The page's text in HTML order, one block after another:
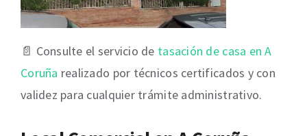
📄 Consulte el servicio de tasación de casa en A
Coruña realizado por técnicos certificados y con
validez para cualquier trámite administrativo.